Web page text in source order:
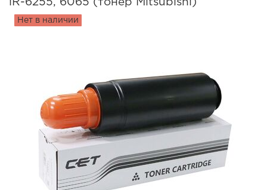
iR-6255, 6065 (тонер Mitsubishi)
Нет в наличии